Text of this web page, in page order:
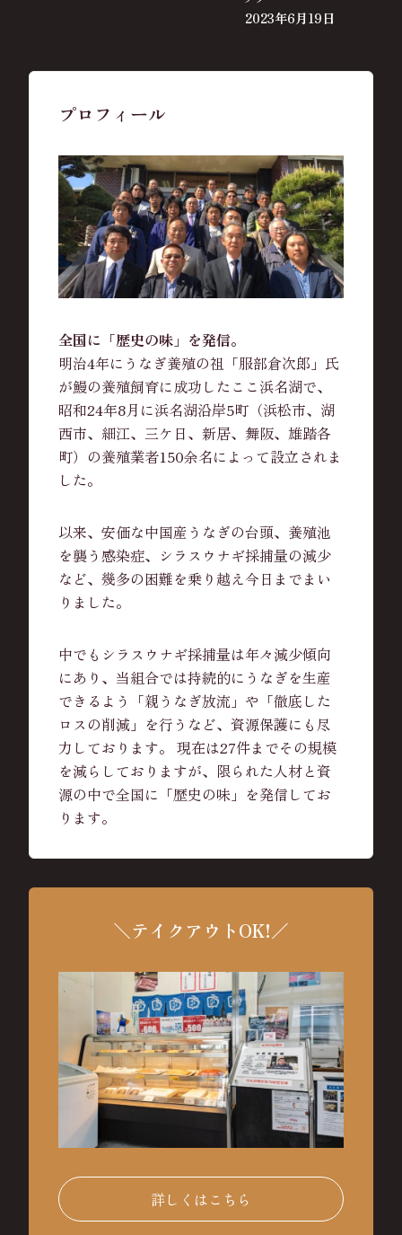
2023年6月19日
プロフィール
全国に「歴史の味」を発信。
明治4年にうなぎ養殖の祖「服部倉次郎」氏
が鰻の養殖飼育に成功したここ浜名湖で、
昭和24年8月に浜名湖沿岸5町（浜松市、湖
西市、細江、三ケ日、新居、舞阪、雄踏各
町）の養殖業者150余名によって設立されま
した。
以来、安価な中国産うなぎの台頭、養殖池
を襲う感染症、シラスウナギ採捕量の減少
など、幾多の困難を乗り越え今日までまい
りました。
中でもシラスウナギ採捕量は年々減少傾向
にあり、当組合では持続的にうなぎを生産
できるよう「親うなぎ放流」や「徹底した
ロスの削減」を行うなど、資源保護にも尽
力しております。 現在は27件までその規模
を減らしておりますが、限られた人材と資
源の中で全国に「歴史の味」を発信してお
ります。
＼テイクアウトOK!／
詳しくはこちら